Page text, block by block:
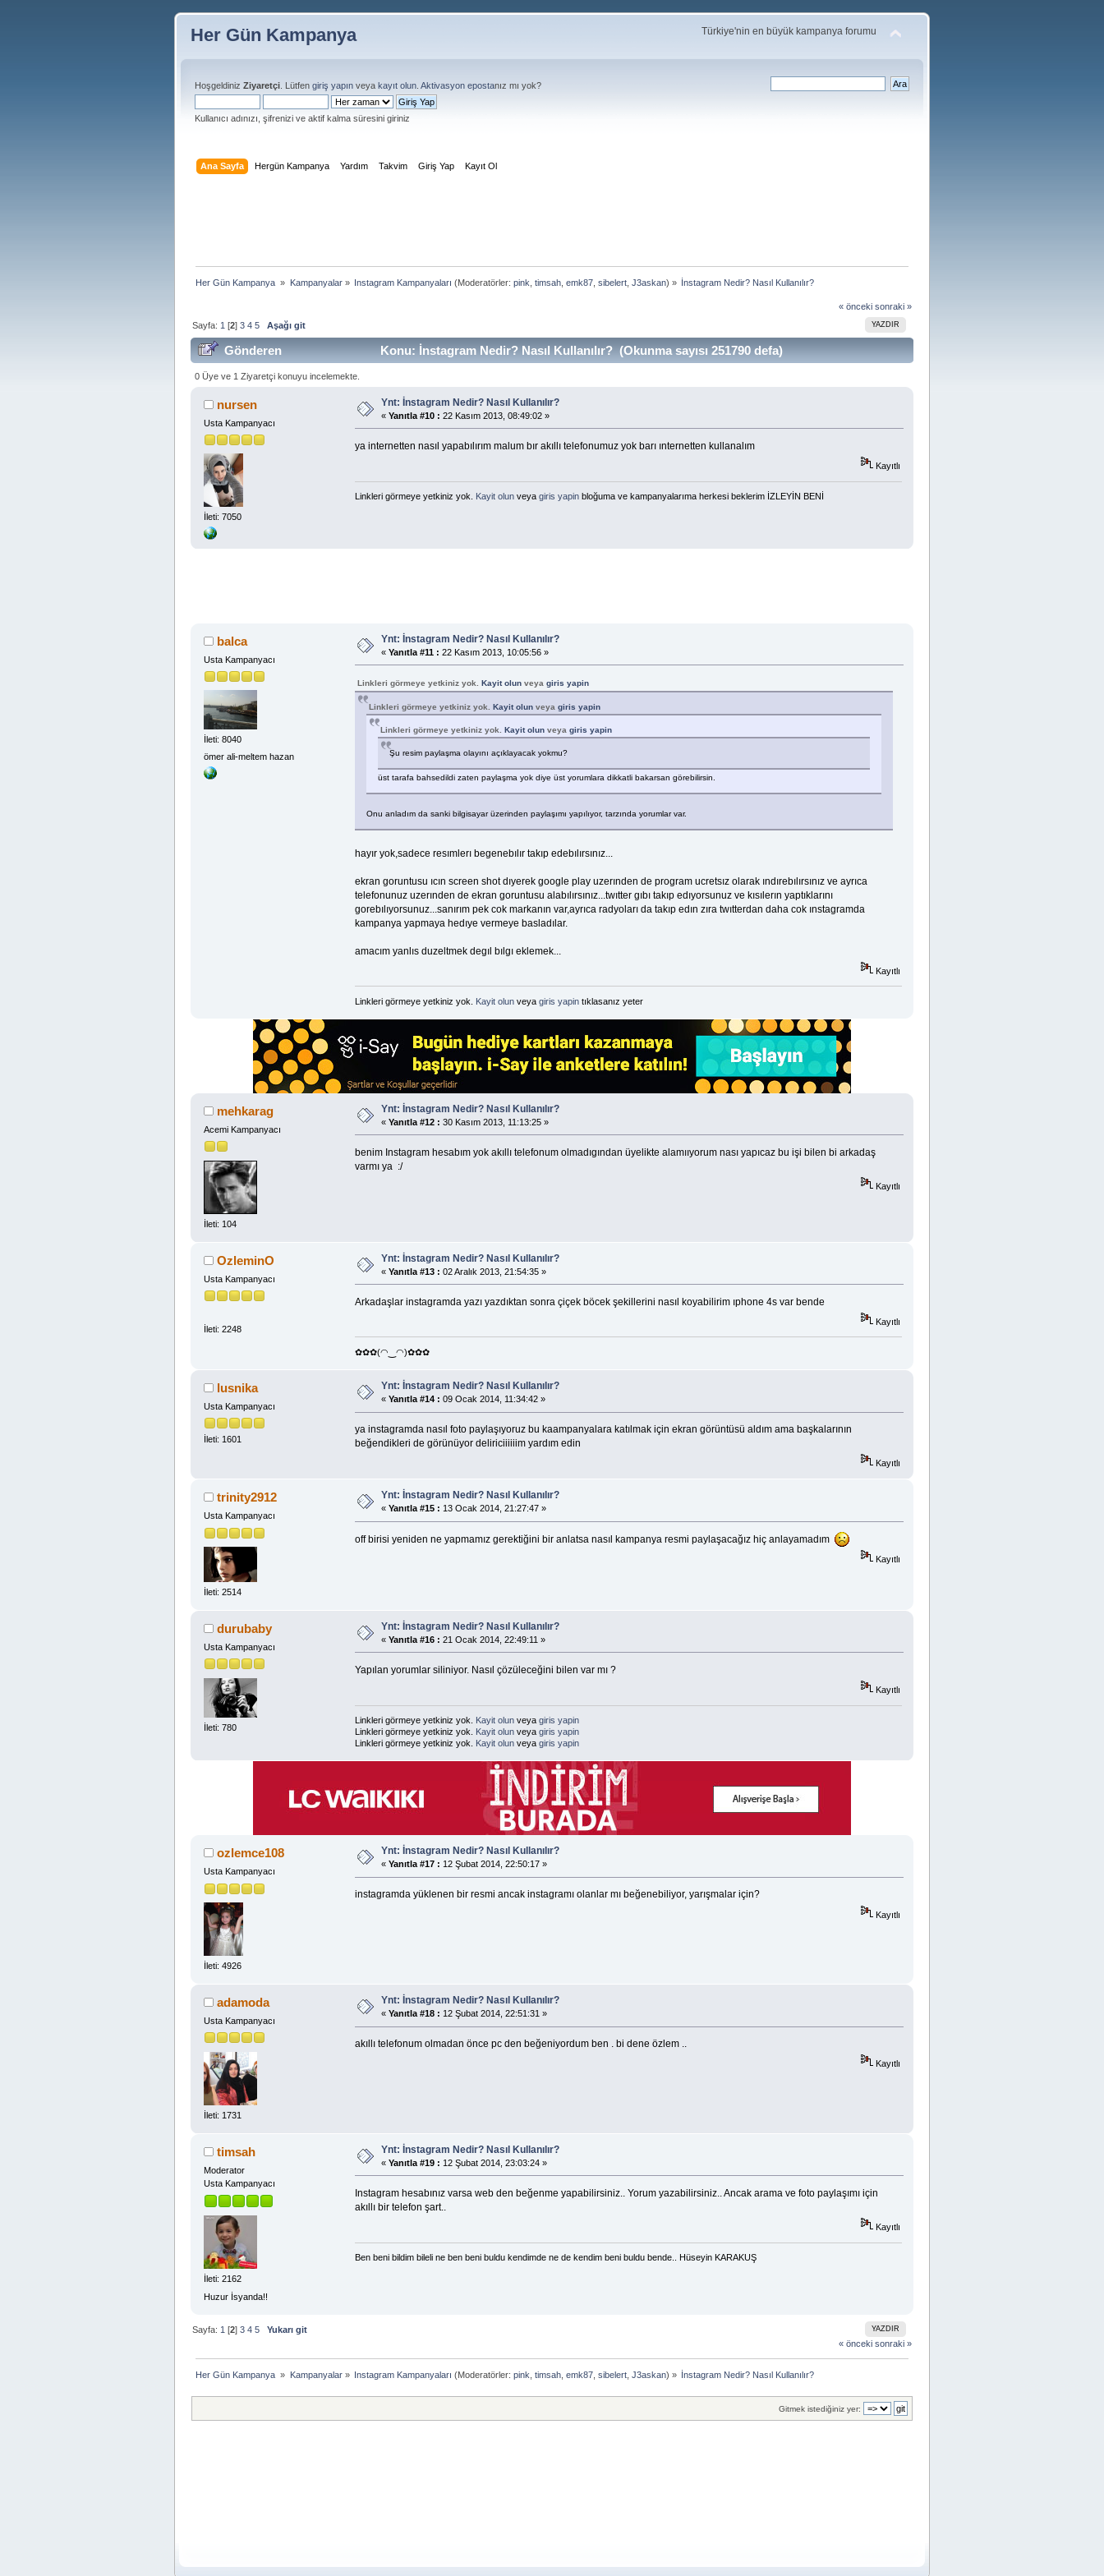
Her Gün Kampanya Türkiye'nin en büyük kampanya forumu
Hoşgeldiniz Ziyaretçi . Lütfen giriş yapın veya kayıt olun Aktivasyon epostanız mı yok?
Kullanıcı adınızı, şifrenizi ve aktif kalma süresini giriniz
Ana Sayfa Hergün Kampanya Yardım Takvim Giriş Yap Kayıt Ol
Her Gün Kampanya » Kampanyalar» Instagram Kampanyaları (Moderatörler: pink timsah, emk87, sibelert, J3askan) » İnstagram Nedir? Nasıl Kullanılır?
« önceki sonraki »
YAZDIR
Sayfa: 1 [2]3 4 5 Aşağı git
Gönderen Konu: İnstagram Nedir? Nasıl Kullanılır? (Okunma sayısı 251790 defa)
0 Üye ve 1 Ziyaretçi konuyu incelemekte.
nursen
Usta Kampanyacı
İleti: 7050
Ynt: İnstagram Nedir? Nasıl Kullanılır?
« Yanıtla #10 : 22 Kasım 2013, 08:49:02 »
ya internetten nasıl yapabılırım malum bır akıllı telefonumuz yok barı ınternetten kullanalım
Kayıtlı
Linkleri görmeye yetkiniz yok. Kayit olunveya giris yapinbloğuma ve kampanyalarıma herkesi beklerim İZLEYİN BENİ
balca
Usta Kampanyacı
İleti: 8040
ömer ali-meltem hazan
Ynt: İnstagram Nedir? Nasıl Kullanılır?
« Yanıtla #11 : 22 Kasım 2013, 10:05:56 »
Linkleri görmeye yetkiniz yok. Kayit olunveya giris yapin
Linkleri görmeye yetkiniz yok. Kayit olunveya giris yapin
Linkleri görmeye yetkiniz yok. Kayit olunveya giris yapin
Şu resim paylaşma olayını açıklayacak yokmu?
üst tarafa bahsedildi zaten paylaşma yok diye üst yorumlara dikkatli bakarsan görebilirsin.
Onu anladım da sanki bilgisayar üzerinden paylaşımı yapılıyor, tarzında yorumlar var.
hayır yok,sadece resımlerı begenebılır takıp edebılırsınız...
ekran goruntusu ıcın screen shot dıyerek google play uzerınden de program ucretsız olarak ındırebılırsınız ve ayrıca
telefonunuz uzerınden de ekran goruntusu alabılırsınız...twıtter gıbı takıp edıyorsunuz ve kısılerın yaptıklarını
gorebılıyorsunuz...sanırım pek cok markanın var,ayrıca radyoları da takıp edın zıra twıtterdan daha cok ınstagramda
kampanya yapmaya hedıye vermeye basladılar.
amacım yanlıs duzeltmek degıl bılgı eklemek...
Kayıtlı
Linkleri görmeye yetkiniz yok. Kayit olunveya giris yapintıklasanız yeter
mehkarag
Acemi Kampanyacı
İleti: 104
Ynt: İnstagram Nedir? Nasıl Kullanılır?
« Yanıtla #12 : 30 Kasım 2013, 11:13:25 »
benim Instagram hesabım yok akıllı telefonum olmadıgından üyelikte alamııyorum nası yapıcaz bu işi bilen bi arkadaş
varmı ya :/
Kayıtlı
OzleminO
Usta Kampanyacı
İleti: 2248
Ynt: İnstagram Nedir? Nasıl Kullanılır?
« Yanıtla #13 : 02 Aralık 2013, 21:54:35 »
Arkadaşlar instagramda yazı yazdıktan sonra çiçek böcek şekillerini nasıl koyabilirim ıphone 4s var bende
Kayıtlı
✿✿✿(◠‿◠)✿✿✿
lusnika
Usta Kampanyacı
İleti: 1601
Ynt: İnstagram Nedir? Nasıl Kullanılır?
« Yanıtla #14 : 09 Ocak 2014, 11:34:42 »
ya instagramda nasıl foto paylaşıyoruz bu kaampanyalara katılmak için ekran görüntüsü aldım ama başkalarının
beğendikleri de görünüyor deliriciiiiiim yardım edin
Kayıtlı
trinity2912
Usta Kampanyacı
İleti: 2514
Ynt: İnstagram Nedir? Nasıl Kullanılır?
« Yanıtla #15 : 13 Ocak 2014, 21:27:47 »
off birisi yeniden ne yapmamız gerektiğini bir anlatsa nasıl kampanya resmi paylaşacağız hiç anlayamadım
Kayıtlı
durubaby
Usta Kampanyacı
İleti: 780
Ynt: İnstagram Nedir? Nasıl Kullanılır?
« Yanıtla #16 : 21 Ocak 2014, 22:49:11 »
Yapılan yorumlar siliniyor. Nasıl çözüleceğini bilen var mı ?
Kayıtlı
Linkleri görmeye yetkiniz yok. Kayit olunveya giris yapin
Linkleri görmeye yetkiniz yok.
Kayit olunveya giris yapin
Linkleri görmeye yetkiniz yok.
Kayit olunveya giris yapin
ozlemce108
Usta Kampanyacı
İleti: 4926
Ynt: İnstagram Nedir? Nasıl Kullanılır?
« Yanıtla #17 : 12 Şubat 2014, 22:50:17 »
instagramda yüklenen bir resmi ancak instagramı olanlar mı beğenebiliyor, yarışmalar için?
Kayıtlı
adamoda
Usta Kampanyacı
İleti: 1731
Ynt: İnstagram Nedir? Nasıl Kullanılır?
« Yanıtla #18 : 12 Şubat 2014, 22:51:31 »
akıllı telefonum olmadan önce pc den beğeniyordum ben . bi dene özlem ..
Kayıtlı
timsah
Moderator
Usta Kampanyacı
İleti: 2162
Huzur İsyanda!!
Ynt: İnstagram Nedir? Nasıl Kullanılır?
« Yanıtla #19 : 12 Şubat 2014, 23:03:24 »
Instagram hesabınız varsa web den beğenme yapabilirsiniz.. Yorum yazabilirsiniz.. Ancak arama ve foto paylaşımı için
akıllı bir telefon şart..
Kayıtlı
Ben beni bildim bileli ne ben beni buldu kendimde ne de kendim beni buldu bende.. Hüseyin KARAKUŞ
YAZDIR
Sayfa: 1 [2]3 4 5
Yukarı git
« önceki sonraki »
Her Gün Kampanya » Kampanyalar» Instagram Kampanyaları (Moderatörler: pink timsah, emk87, sibelert, J3askan) » İnstagram Nedir? Nasıl Kullanılır?
Gitmek istediğiniz yer: